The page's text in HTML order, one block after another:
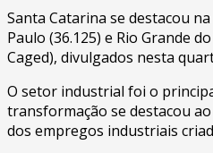
Santa Catarina se destacou
Paulo (36.125) e Rio Grande
Caged), divulgados nesta
O setor industrial foi o
transformação se destacou
dos empregos industriais